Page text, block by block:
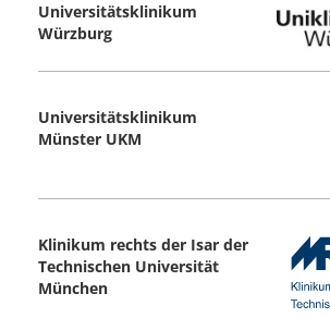
Universitätsklinikum
Würzburg
Universitätsklinikum
Münster UKM
Klinikum rechts der Isar der
Technischen Universität
München